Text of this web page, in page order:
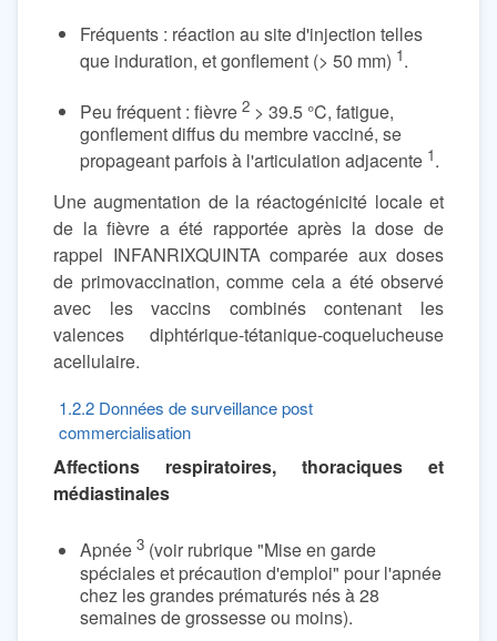
Fréquents : réaction au site d'injection telles
que induration, et gonflement (> 50 mm) 1.
Peu fréquent : fièvre 2 > 39.5 °C, fatigue,
gonflement diffus du membre vacciné, se
propageant parfois à l'articulation adjacente 1.
Une augmentation de la réactogénicité locale et
de la fièvre a été rapportée après la dose de
rappel INFANRIXQUINTA comparée aux doses
de primovaccination, comme cela a été observé
avec les vaccins combinés contenant les
valences diphtérique-tétanique-coquelucheuse
acellulaire.
1.2.2 Données de surveillance post
commercialisation
Affections respiratoires, thoraciques et
médiastinales
Apnée 3 (voir rubrique "Mise en garde
spéciales et précaution d'emploi" pour l'apnée
chez les grandes prématurés nés à 28
semaines de grossesse ou moins).